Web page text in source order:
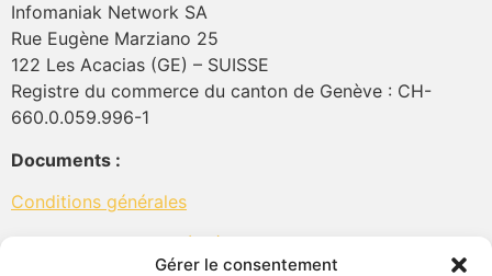
Gérer le consentement
Infomaniak Network SA
Rue Eugène Marziano 25
122 Les Acacias (GE) – SUISSE
Registre du commerce du canton de Genève : CH-
660.0.059.996-1
Documents :
Conditions générales
Politique de cookies (UE)